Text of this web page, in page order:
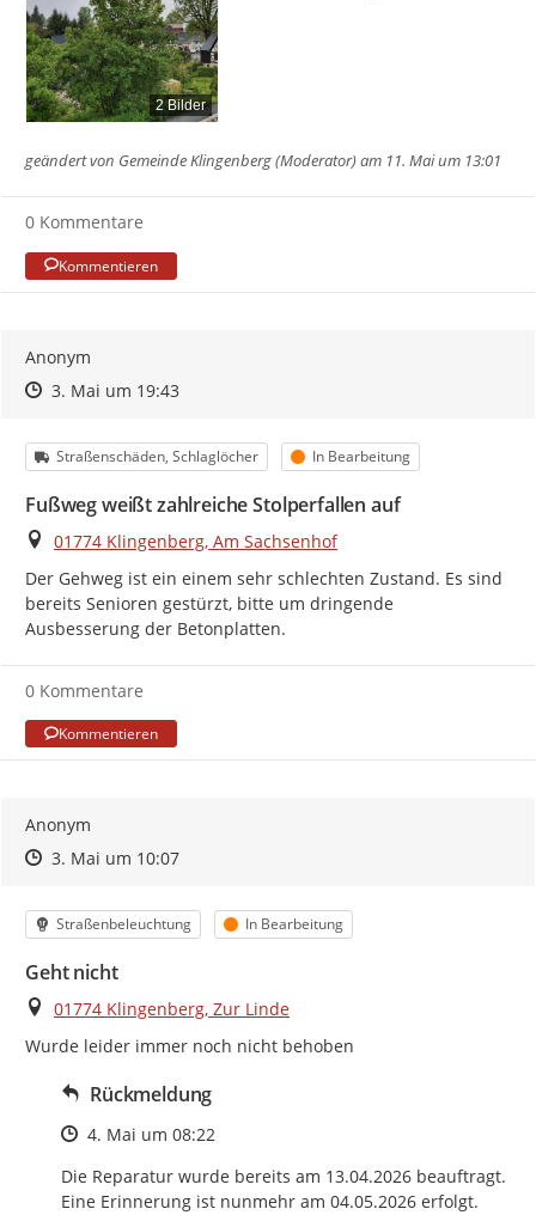
2 Bilder
geändert von Gemeinde Klingenberg (Moderator)am 11. Mai um 13:01
0 Kommentare
Kommentieren
Anonym
Zeitpunkt des Erstellens
Zeitpunkt des Erstellens
3. Mai um 19:43Zur Äußerung
Kategorie
Straßenschäden, Schlaglöcher Status
In Bearbeitung
Fußweg weißt zahlreiche Stolperfallen auf
Ort
01774 Klingenberg, Am Sachsenhof
Der Gehweg ist ein einem sehr schlechten Zustand. Es sind
bereits Senioren gestürzt, bitte um dringende
Ausbesserung der Betonplatten.
0 Kommentare
Kommentieren
Anonym
Zeitpunkt des Erstellens
Zeitpunkt des Erstellens
3. Mai um 10:07Zur Äußerung
Kategorie
Straßenbeleuchtung Status
In Bearbeitung
Geht nicht
Ort
01774 Klingenberg, Zur Linde
Wurde leider immer noch nicht behoben
Rückmeldung
Zeitpunkt des Erstellens
4. Mai um 08:22
Die Reparatur wurde bereits am 13.04.2026 beauftragt.
Eine Erinnerung ist nunmehr am 04.05.2026 erfolgt.